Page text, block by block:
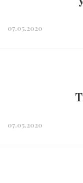
07.05.2020
07.05.2020